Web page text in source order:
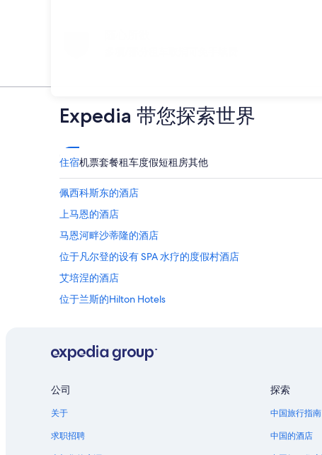
Expedia 带您探索世界
住宿机票套餐租车度假短租房其他
佩西科斯东的酒店
上马恩的酒店
马恩河畔沙蒂隆的酒店
位于凡尔登的设有 SPA 水疗的度假村酒店
艾培涅的酒店
位于兰斯的Hilton Hotels
安古兰库尔的酒店
公司
关于
求职招聘
探索
中国旅行指南
中国的酒店